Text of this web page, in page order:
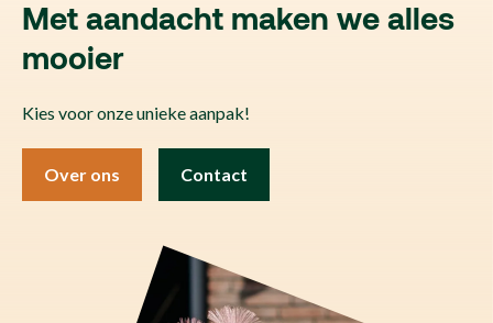
Met aandacht maken we alles
mooier
Kies voor onze unieke aanpak!
Over ons Contact